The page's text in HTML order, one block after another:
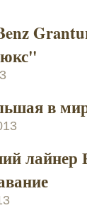
в
лайнер